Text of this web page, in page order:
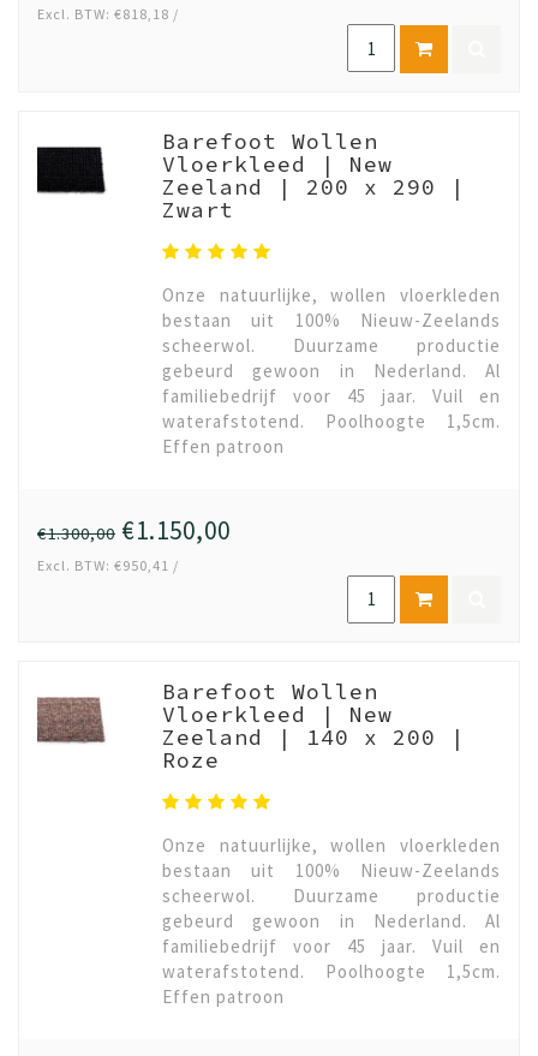
Excl. BTW: €818,18 /
Barefoot Wollen
Vloerkleed | New
Zeeland | 200 x 290 |
Zwart
Onze natuurlijke, wollen vloerkleden
bestaan uit 100% Nieuw-Zeelands
scheerwol. Duurzame productie
gebeurd gewoon in Nederland. Al
familiebedrijf voor 45 jaar. Vuil en
waterafstotend. Poolhoogte 1,5cm.
Effen patroon
€1.300,00 €1.150,00
Excl. BTW: €950,41 /
Barefoot Wollen
Vloerkleed | New
Zeeland | 140 x 200 |
Roze
Onze natuurlijke, wollen vloerkleden
bestaan uit 100% Nieuw-Zeelands
scheerwol. Duurzame productie
gebeurd gewoon in Nederland. Al
familiebedrijf voor 45 jaar. Vuil en
waterafstotend. Poolhoogte 1,5cm.
Effen patroon